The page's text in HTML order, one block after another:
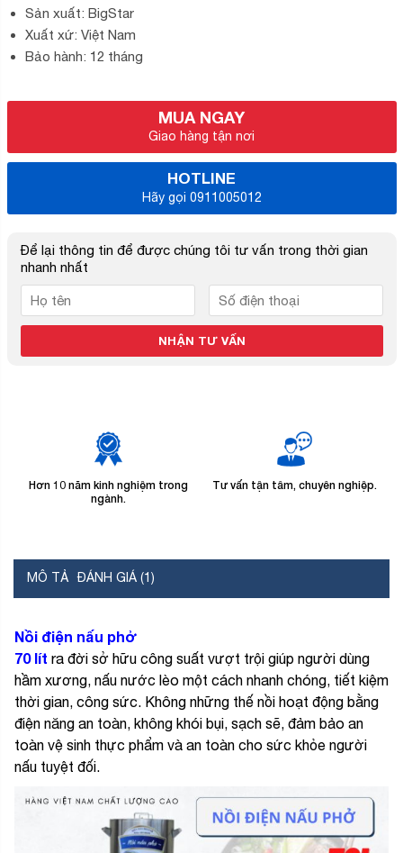
Sản xuất: BigStar
Xuất xứ: Việt Nam
Bảo hành: 12 tháng
MUA NGAY
Giao hàng tận nơi
HOTLINE
Hãy gọi 0911005012
Để lại thông tin để được chúng tôi tư vấn trong thời gian
nhanh nhất
Hơn 10 năm kinh nghiệm trong
ngành.
Tư vấn tận tâm, chuyên nghiệp.
MÔ TẢ ĐÁNH GIÁ (1)
Nồi điện nấu phở
70 lít ra đời sở hữu công suất vượt trội giúp người dùng
hầm xương, nấu nước lèo một cách nhanh chóng, tiết kiệm
thời gian, công sức. Không những thế nồi hoạt động bằng
điện năng an toàn, không khói bụi, sạch sẽ, đảm bảo an
toàn vệ sinh thực phẩm và an toàn cho sức khỏe người
nấu tuyệt đối.